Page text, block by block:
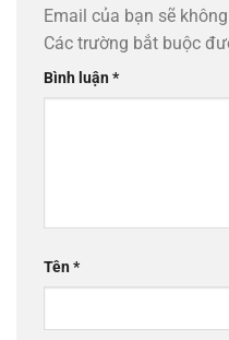
Email của bạn sẽ
Các trường bắt buộc
Bình luận*
Tên*